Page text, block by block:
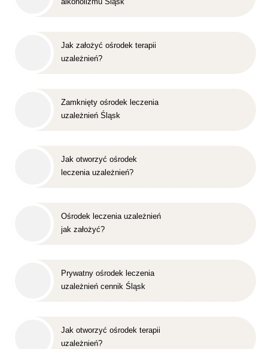
Jak założyć ośrodek terapii
uzależnień?
Zamknięty ośrodek leczenia
uzależnień Śląsk
Jak otworzyć ośrodek
leczenia uzależnień?
Ośrodek leczenia uzależnień
jak założyć?
Prywatny ośrodek leczenia
uzależnień cennik Śląsk
Jak otworzyć ośrodek terapii
uzależnień?